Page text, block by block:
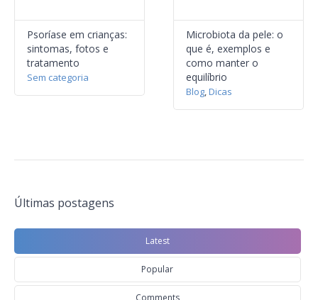
Psoríase em crianças:
sintomas, fotos e
tratamento
Sem categoria
Microbiota da pele: o
que é, exemplos e
como manter o
equilíbrio
Blog,Dicas
Últimas postagens
Latest
Popular
Comments